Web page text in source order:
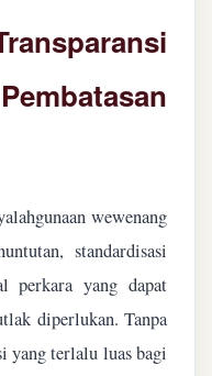
wewenang
standardisasi
perkara yang dapat
diperlukan. Tanpa
yang terlalu luas bagi